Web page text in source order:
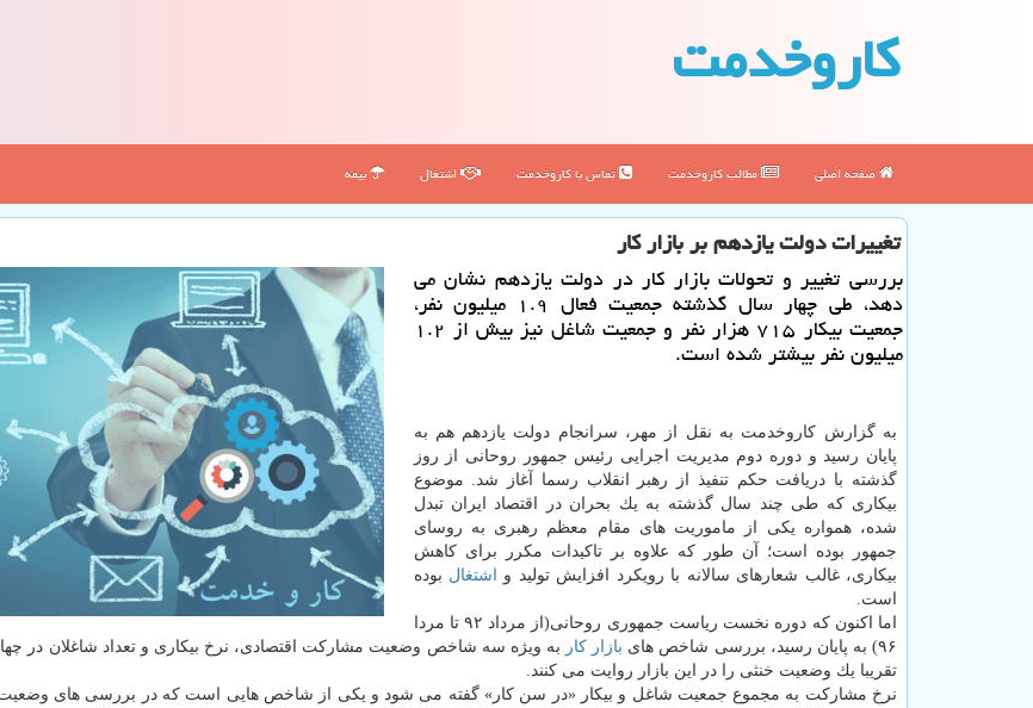
كاروخدمت
صفحه اصلی مطالب كاروخدمت تماس با كاروخدمت اشتغال بیمه
تغییرات دولت یازدهم بر بازار كار
بررسی تغییر و تحولات بازار كار در دولت یازدهم نشان می
دهد، طی چهار سال گذشته جمعیت فعال ۱.۹ میلیون نفر،
جمعیت بیكار ۷۱۵ هزار نفر و جمعیت شاغل نیز بیش از ۱.۲
میلیون نفر بیشتر شده است.
به گزارش كاروخدمت به نقل از مهر، سرانجام دولت یازدهم هم به
پایان رسید و دوره دوم مدیریت اجرایی رئیس جمهور روحانی از روز
گذشته با دریافت حكم تنفیذ از رهبر انقلاب رسما آغاز شد. موضوع
بیكاری كه طی چند سال گذشته به یك بحران در اقتصاد ایران تبدل
شده، همواره یكی از ماموریت های مقام معظم رهبری به روسای
جمهور بوده است؛ آن طور كه علاوه بر تاكیدات مكرر برای كاهش
بیكاری، غالب شعارهای سالانه با رویكرد افزایش تولید و
اشتغال بوده
است.
اما اكنون كه دوره نخست ریاست جمهوری روحانی(از مرداد ۹۲ تا مردا
۹۶) به پایان رسید، بررسی شاخص های
بازار كار به ویژه سه شاخص وضعیت مشاركت اقتصادی، نرخ بیكاری و تعداد شاغلان در
تقریبا یك وضعیت خنثی را در این بازار روایت می كنند.
نرخ مشاركت به مجموع جمعیت شاغل و بیكار «در سن كار» گفته می شود و یكی از شاخص هایی است كه در بررسی های